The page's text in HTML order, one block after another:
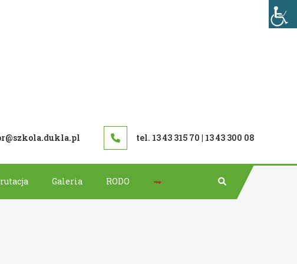
tel. 13 43 315 70 | 13 43 300 08
Galeria RODO Bip